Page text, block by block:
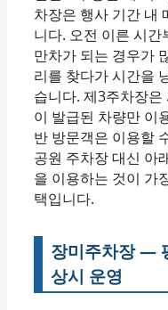
차장은 행사 기간 내
니다. 오전 이른 시간
만차가 되는 경우가
리를 찾다가 시간을
습니다. 제3주차장은
이 발급된 차량만 이
반 방문객은 이용할
공원 주차장 대신 아
을 이용하는 것이 가
택입니다.
장미주차장 —
상시 운영